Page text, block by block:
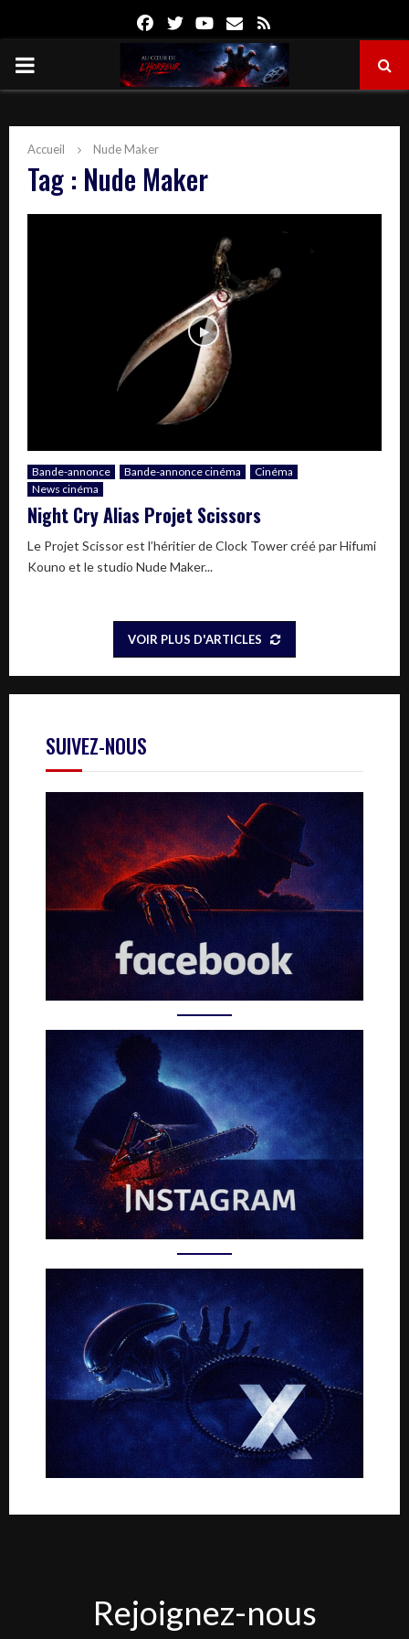
FacebookTwitterYoutube
Email
PRIMARY
Accueil Nude Maker
Tag : Nude Maker
Bande-annonce Bande-annonce cinéma
Cinéma
News cinéma
Night Cry Alias Projet Scissors
Le Projet Scissor est l’héritier de Clock Tower créé par Hifumi
Kouno et le studio Nude Maker...
VOIR PLUS D'ARTICLES
SUIVEZ-NOUS
nous
Rejoignez-nous